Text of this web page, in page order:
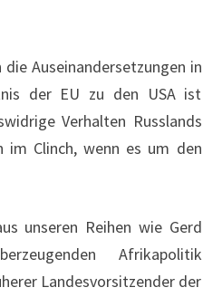
Auseinandersetzungen in
der EU zu den USA ist
Verhalten Russlands
im Clinch, wenn es um den
unseren Reihen wie Gerd
Afrikapolitik
Landesvorsitzender der